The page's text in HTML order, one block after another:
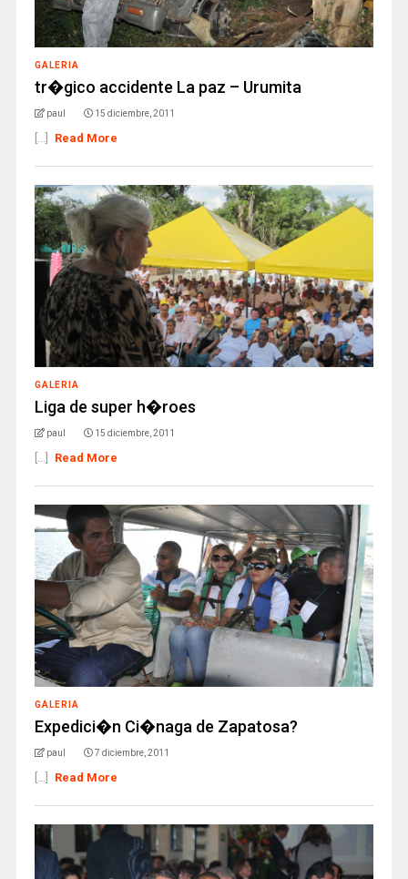
GALERIA
tr�gico accidente La paz – Urumita
paul 15 diciembre, 2011
[...] Read More
GALERIA
Liga de super h�roes
paul 15 diciembre, 2011
[...] Read More
GALERIA
Expedici�n Ci�naga de Zapatosa?
paul 7 diciembre, 2011
[...] Read More